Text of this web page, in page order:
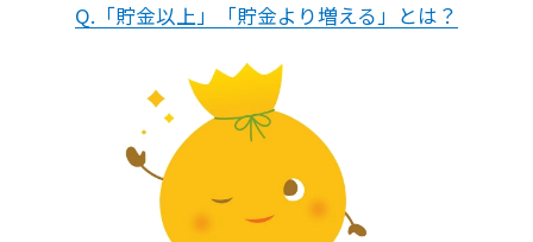
Q.「貯金以上」「貯金より増える」とは？